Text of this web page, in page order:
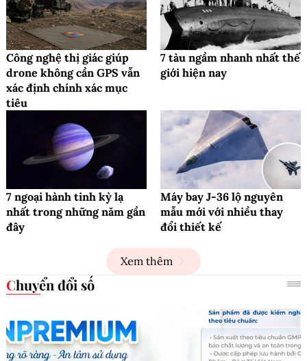
Công nghệ thị giác giúp
drone không cần GPS vẫn
xác định chính xác mục
tiêu
7 tàu ngầm nhanh nhất thế
giới hiện nay
7 ngoại hành tinh kỳ lạ
nhất trong những năm gần
đây
Máy bay J-36 lộ nguyên
mẫu mới với nhiều thay
đổi thiết kế
Xem thêm
Chuyển đổi số